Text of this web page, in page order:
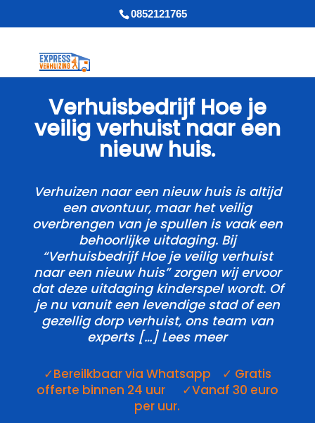
0852121765
Verhuisbedrijf Hoe je
veilig verhuist naar een
nieuw huis.​
Verhuizen naar een nieuw huis is altijd
een avontuur, maar het veilig
overbrengen van je spullen is vaak een
behoorlijke uitdaging.​ Bij
“Verhuisbedrijf Hoe je veilig verhuist
naar een nieuw huis” zorgen wij ervoor
dat deze uitdaging kinderspel wordt.​ Of
je nu vanuit een levendige stad of een
gezellig dorp verhuist, ons team van
experts […] Lees meer
✓Bereilkbaar via Whatsapp ✓ Gratis
offerte binnen 24 uur ✓Vanaf 30 euro
per uur.